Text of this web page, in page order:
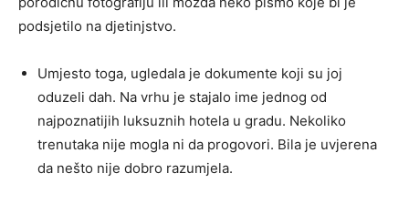
podsjetilo na djetinjstvo.
Umjesto toga, ugledala je dokumente koji su joj
oduzeli dah. Na vrhu je stajalo ime jednog od
najpoznatijih luksuznih hotela u gradu. Nekoliko
trenutaka nije mogla ni da progovori. Bila je uvjerena
da nešto nije dobro razumjela.